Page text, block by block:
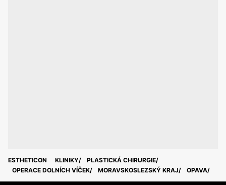
ESTHETICON KLINIKY
PLASTICKÁ CHIRURGIE
OPERACE DOLNÍCH VÍČEK
MORAVSKOSLEZSKÝ KRAJ OPAVA